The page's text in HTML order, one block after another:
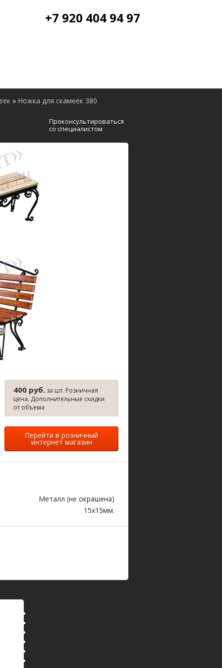
+7 920 404 94 97
» Ножка для скамеек 380
Проконсультироваться
со специалистом
400 руб. за шт. Розничная
цена. Дополнительные скидки
от объема
Перейти в розничный
интернет магазин
Металл (не окрашена)
15х15мм.